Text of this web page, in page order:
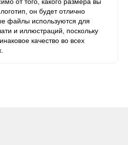
он будет отлично
файлы используются для
и иллюстраций, поскольку
качество во всех